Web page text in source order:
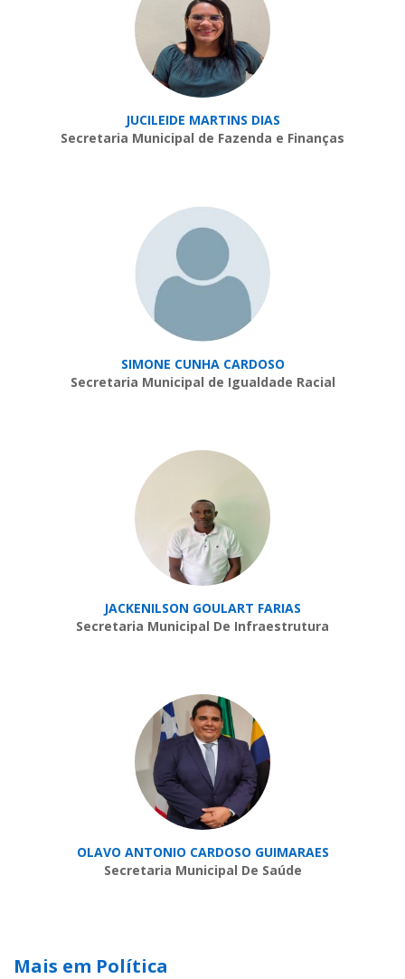
JUCILEIDE MARTINS DIAS
Secretaria Municipal de Fazenda e Finanças
SIMONE CUNHA CARDOSO
Secretaria Municipal de Igualdade Racial
JACKENILSON GOULART FARIAS
Secretaria Municipal De Infraestrutura
OLAVO ANTONIO CARDOSO GUIMARAES
Secretaria Municipal De Saúde
Mais em Política